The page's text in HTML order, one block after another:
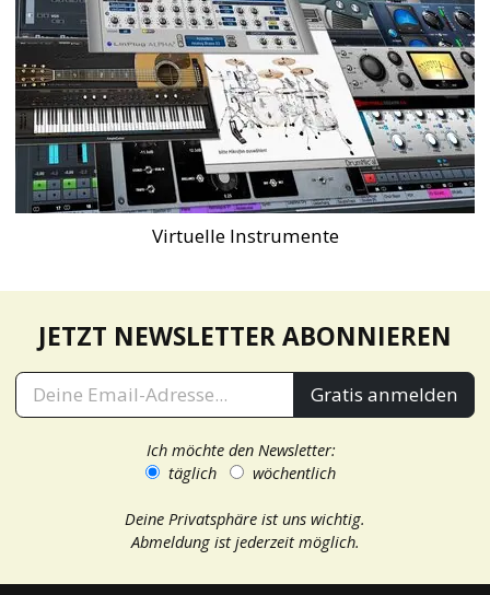
Virtuelle Instrumente
JETZT NEWSLETTER ABONNIEREN
Gratis anmelden
Ich möchte den Newsletter:
täglich
wöchentlich
Deine Privatsphäre ist uns wichtig.
Abmeldung ist jederzeit möglich.